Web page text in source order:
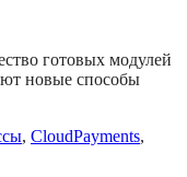
готовых модулей
новые способы
, CloudPayments,